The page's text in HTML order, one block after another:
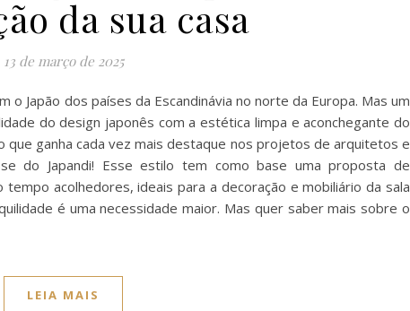
da sua casa
13 de março de 2025
o Japão dos países da Escandinávia no norte da Europa. Mas um
do design japonês com a estética limpa e aconchegante do
que ganha cada vez mais destaque nos projetos de arquitetos e
do Japandi! Esse estilo tem como base uma proposta de
acolhedores, ideais para a decoração e mobiliário da sala
é uma necessidade maior. Mas quer saber mais sobre o
LEIA MAIS